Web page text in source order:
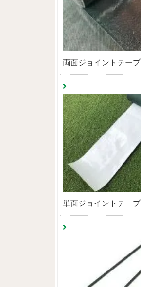
両面ジョイントテープ
単面ジョイントテープ